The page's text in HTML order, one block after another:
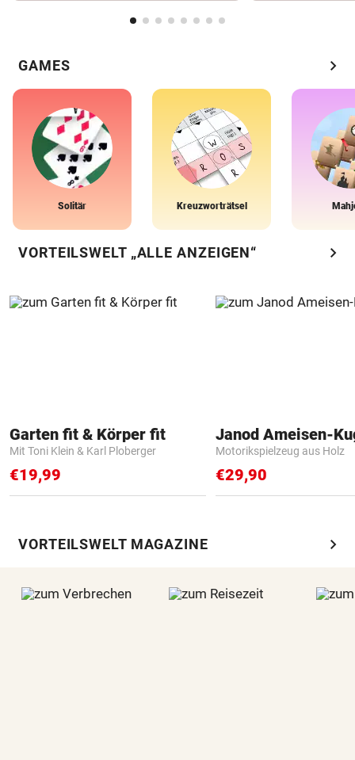
GAMES chevron_right
Solitär Kreuzworträtsel
VORTEILSWELT „ALLE ANZEIGEN“ chevron_right
Garten fit & Körper fit
Mit Toni Klein & Karl Ploberger
€19,99
Janod Ameisen-
Motorikspielzeug aus Holz
€29,90
VORTEILSWELT MAGAZINE chevron_right